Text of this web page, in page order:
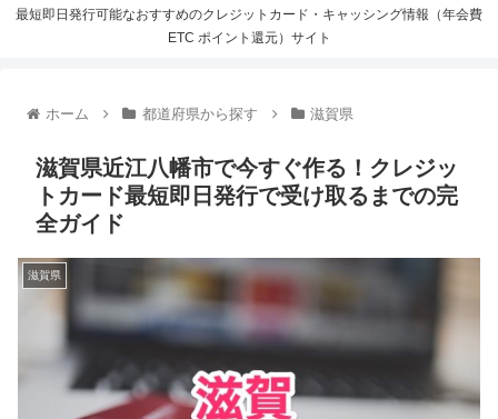
最短即日発行可能なおすすめのクレジットカード・キャッシング情報（年会費
ETC ポイント還元）サイト
ホーム 都道府県から探す 滋賀県
滋賀県近江八幡市で今すぐ作る！クレジッ
トカード最短即日発行で受け取るまでの完
全ガイド
滋賀県